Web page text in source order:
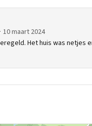
10 maart 2024
Het huis was netjes